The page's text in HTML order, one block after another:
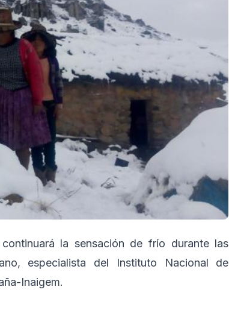
la sensación de frío durante las
especialista del Instituto Nacional de
Inaigem.